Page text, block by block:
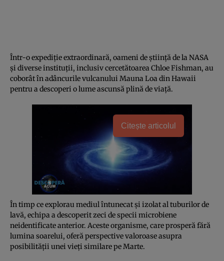
Într-o expediție extraordinară, oameni de știință de la NASA
și diverse instituții, inclusiv cercetătoarea Chloe Fishman, au
coborât în adâncurile vulcanului Mauna Loa din Hawaii
pentru a descoperi o lume ascunsă plină de viață.
Citește articolul
În timp ce explorau mediul întunecat și izolat al tuburilor de
lavă, echipa a descoperit zeci de specii microbiene
neidentificate anterior. Aceste organisme, care prosperă fără
lumina soarelui, oferă perspective valoroase asupra
posibilității unei vieți similare pe Marte.